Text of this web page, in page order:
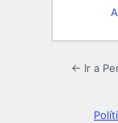
← Ir a